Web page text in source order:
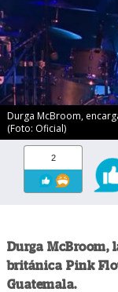
Durga McBroom,
(Foto: Oficial)
2
Durga McBroom,
británica Pink
Guatemala.